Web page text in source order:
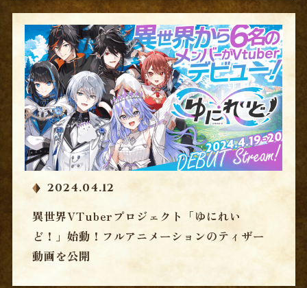
2024.04.12
異世界VTuberプロジェクト「ゆにれい
ど！」始動！フルアニメーションのティザー
動画を公開